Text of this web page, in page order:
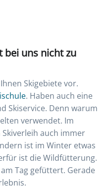
uns nicht zu
Skigebiete vor.
. Haben auch eine
Skiservice. Denn warum
verwendet. Im
auch immer
ist im Winter etwas
ist die Wildfütterung.
Tag gefüttert. Gerade